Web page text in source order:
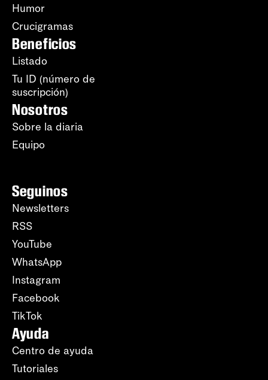
Humor
Crucigramas
Beneficios
Listado
Tu ID (número de
suscripción)
Nosotros
Sobre la diaria
Equipo
Seguinos
Newsletters
RSS
YouTube
WhatsApp
Instagram
Facebook
TikTok
Ayuda
Centro de ayuda
Tutoriales